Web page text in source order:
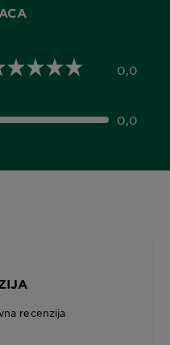
0,0
0,0
recenzija